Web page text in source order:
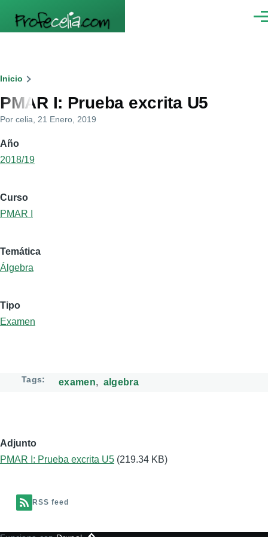
Ruta
de
navegación
Inicio
PMAR I: Prueba excrita U5
Por celia , 21 Enero, 2019
Año
2018/19
Curso
PMAR I
Temática
Álgebra
Tipo
Examen
Tags examen algebra
Adjunto
PMAR I: Prueba excrita U5 (219.34 KB)
RSS feed